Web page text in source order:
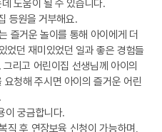
도움이 될 수 있습니다.
등원을 거부해요.
즐거운 놀이를 통해 아이에게 더
었던 재미있었던 일과 좋은 경험들
리고 어린이집 선생님께 아이의
청해 주시면 아이의 즐거운 어린
이 궁금합니다.
직 후 연장보육 신청이 가능하며,